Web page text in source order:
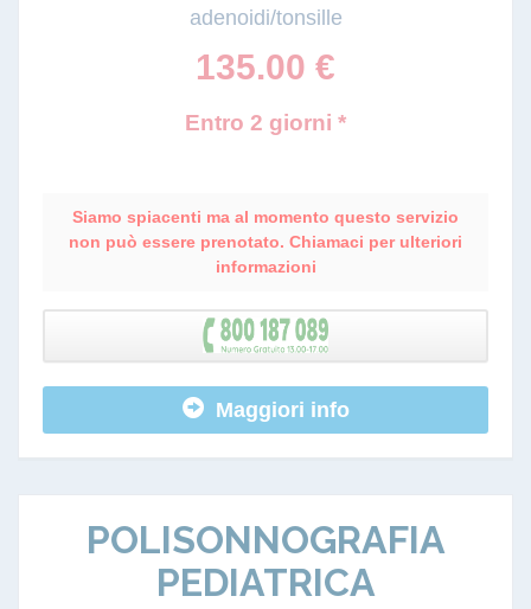
adenoidi/tonsille
135.00 €
Entro 2 giorni *
Siamo spiacenti ma al momento questo servizio
non può essere prenotato. Chiamaci per ulteriori
informazioni
Maggiori info
POLISONNOGRAFIA
PEDIATRICA